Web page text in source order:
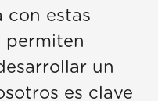
con estas
permiten
un
es clave